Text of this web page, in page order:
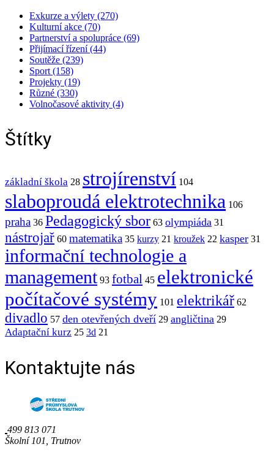
Exkurze a výlety (270)
Kulturní akce (70)
Partnerství a spolupráce (69)
Přijímací řízení (44)
Soutěže (239)
Sport (158)
Projekty (19)
Různé (330)
Volnočasové aktivity (4)
Štítky
základní škola 28 strojírenství 104
slaboproudá elektrotechnika 106
praha 36 Pedagogický sbor 63 olympiáda 31
nástrojař 60 matematika 35 kurzy 21 kroužek 22 kasper 31
informační technologie a
management 93 fotbal 45 elektronické
počítačové systémy 101 elektrikář 62
divadlo 57 den otevřených dveří 29 angličtina 29
Adaptační kurz 25 3d 21
Kontaktujte nás
499 813 071
Školní 101, Trutnov